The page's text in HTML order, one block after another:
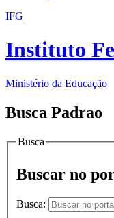
IFG
Instituto
Ministério da Educação
Busca Padrao
Busca
Buscar no
Busca: